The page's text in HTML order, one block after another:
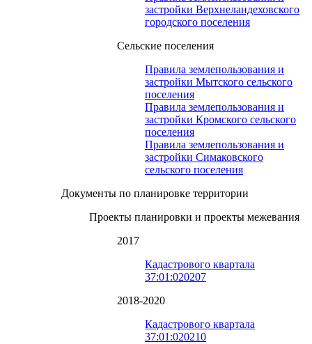
застройки Верхнеландеховского
городского поселения
Сельские поселения
Правила землепользования и
застройки Мытского сельского
поселения
Правила землепользования и
застройки Кромского сельского
поселения
Правила землепользования и
застройки Симаковского
сельского поселения
Документы по планировке территории
Проекты планировки и проекты межевания
2017
Кадастрового квартала
37:01:020207
2018-2020
Кадастрового квартала
37:01:020210